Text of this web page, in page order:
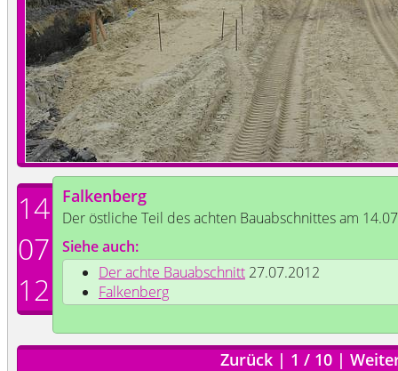
14
07
12
Falkenberg
Der östliche Teil des achten Bauabschnittes am
Siehe auch:
Der achte Bauabschnitt 27.07.2012
Falkenberg
Zurück | 1 / 10 |